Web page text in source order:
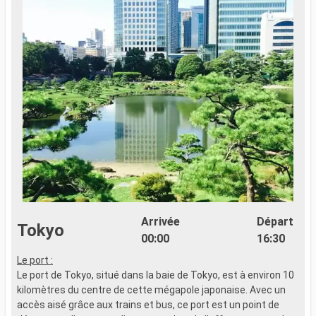
Tokyo
Arrivée
00:00
Départ
16:30
Le port :
Le port de Tokyo, situé dans la baie de Tokyo, est à environ 10
kilomètres du centre de cette mégapole japonaise. Avec un
accès aisé grâce aux trains et bus, ce port est un point de